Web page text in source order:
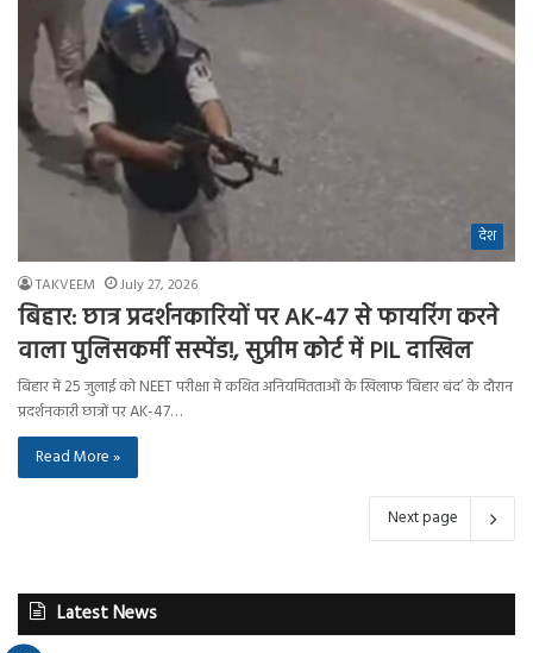
देश
TAKVEEM July 27, 2026
बिहार: छात्र प्रदर्शनकारियों पर AK-47 से फायरिंग करने
वाला पुलिसकर्मी सस्पेंड!, सुप्रीम कोर्ट में PIL दाखिल
बिहार में 25 जुलाई को NEET परीक्षा में कथित अनियमितताओं के खिलाफ ‘बिहार बंद’ के दौरान
प्रदर्शनकारी छात्रों पर AK-47…
Read More »
Next page
Latest News